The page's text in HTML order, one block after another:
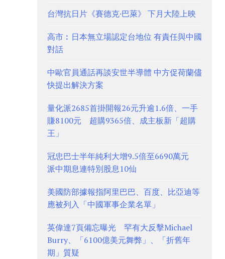
台灣抗日片《賽德克·巴萊》 下月大陸上映
高市︰日本無立場認定台地位 有責任與中國
對話
中歐官員通話再談安世半導體 中方促荷蘭儘
快提出解決方案
量化派2685首掛開報26元升逾1.6倍、一手
賺8100元 超購9365倍、成主板新「超購
王」
冠忠巴士半年純利大增9.5倍至6690萬元
派中期息連特別股息10仙
美國防部據報指阿里巴巴、百度、比亞迪等
應被列入「中國軍事企業名單」
英偉達7頁備忘曝光 罕有大反擊Michael
Burry、「6100億美元舞弊」、「折舊年
期」質疑